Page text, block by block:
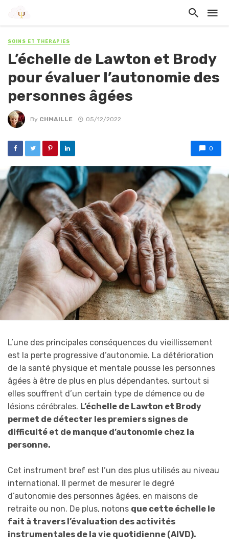
SOINS ET THÉRAPIES
L’échelle de Lawton et Brody
pour évaluer l’autonomie des
personnes âgées
By CHMAILLE 05/12/2022
0
L’une des principales conséquences du vieillissement
est la perte progressive d’autonomie. La détérioration
de la santé physique et mentale pousse les personnes
âgées à être de plus en plus dépendantes, surtout si
elles souffrent d’un certain type de démence ou de
lésions cérébrales. L’échelle de Lawton et Brody
permet de détecter les premiers signes de
difficulté et de manque d’autonomie chez la
personne.
Cet instrument bref est l’un des plus utilisés au niveau
international. Il permet de mesurer le degré
d’autonomie des personnes âgées, en maisons de
retraite ou non. De plus, notons que cette échelle le
fait à travers l’évaluation des activités
instrumentales de la vie quotidienne (AIVD).